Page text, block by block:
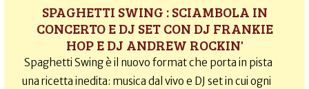
SPAGHETTI SWING : SCIAMBOLA IN
CONCERTO E DJ SET CON DJ FRANKIE
HOP E DJ ANDREW ROCKIN'
Spaghetti Swing è il nuovo format che porta in pista
una ricetta inedita: musica dal vivo e DJ set in cui ogni